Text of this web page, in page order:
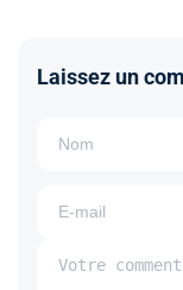
Laissez un